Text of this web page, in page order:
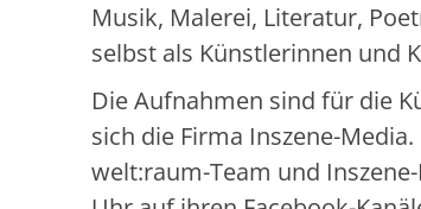
Musik, Malerei, Literatur,
selbst als Künstlerinnen und
Die Aufnahmen sind für die
sich die Firma Inszene-
welt:raum-Team und